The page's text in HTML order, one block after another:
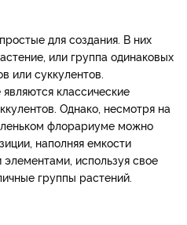
для создания. В них
или группа одинаковых
или суккулентов.
классические
Однако, несмотря на
флорариуме можно
наполняя емкости
используя свое
группы растений.